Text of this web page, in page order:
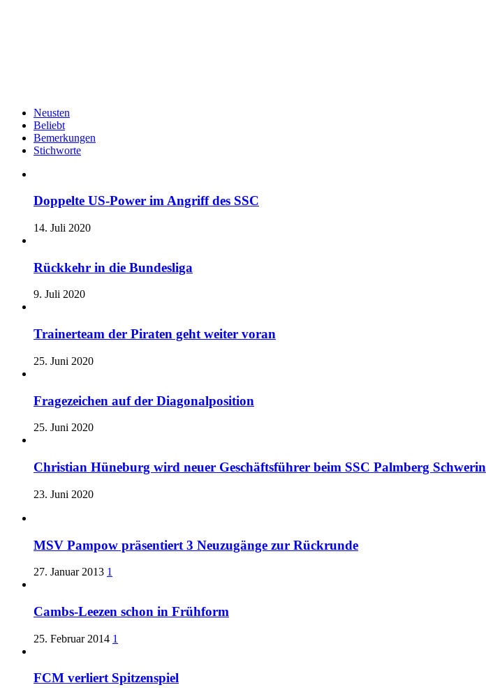
Neusten
Beliebt
Bemerkungen
Stichworte
Doppelte US-Power im Angriff des SSC
14. Juli 2020
Rückkehr in die Bundesliga
9. Juli 2020
Trainerteam der Piraten geht weiter voran
25. Juni 2020
Fragezeichen auf der Diagonalposition
25. Juni 2020
Christian Hüneburg wird neuer Geschäftsführer beim SSC Palmberg Schwerin
23. Juni 2020
MSV Pampow präsentiert 3 Neuzugänge zur Rückrunde
27. Januar 2013 1
Cambs-Leezen schon in Frühform
25. Februar 2014 1
FCM verliert Spitzenspiel